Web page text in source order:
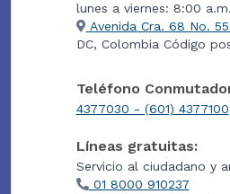
lunes a viernes: 8:00
Avenida Cra. 68 No.
DC, Colombia Código
Teléfono
4377030 - (601) 4377100
Líneas gratuitas:
Servicio al ciudadano y
01 8000 910237